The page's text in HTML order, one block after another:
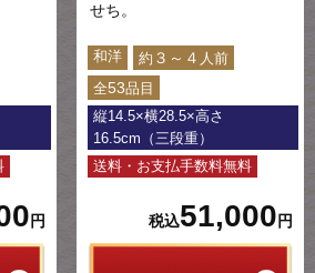
円
せち。
和洋 約 ３～４ 人前
全53品目
縦14.5×横28.5×高さ
16.5cm（三段重）
送料・お支払手数料無料
税込51,000 円